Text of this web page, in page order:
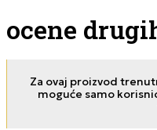
ocene
Za ovaj proizvod
moguće samo